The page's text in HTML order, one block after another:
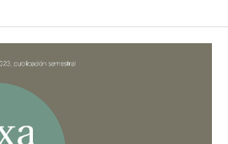
01-30)
OF LA LIGA CLUBS'
Review International Visual
Internacional De Cultura, 17(1), 209-